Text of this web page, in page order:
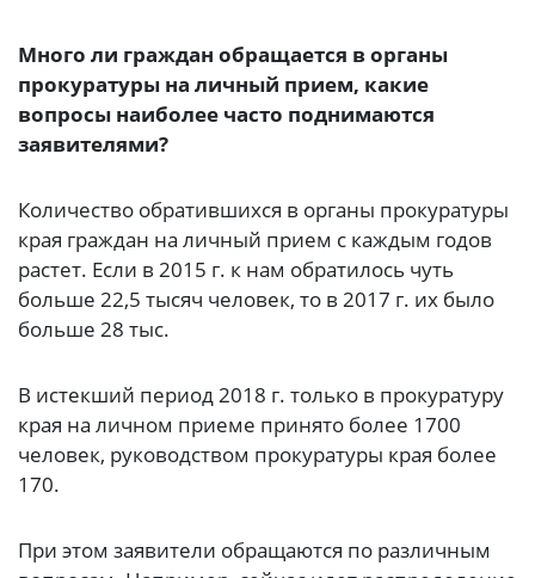
Много ли граждан обращается в органы
прокуратуры на личный прием, какие
вопросы наиболее часто поднимаются
заявителями?
Количество обратившихся в органы прокуратуры
края граждан на личный прием с каждым годов
растет. Если в 2015 г. к нам обратилось чуть
больше 22,5 тысяч человек, то в 2017 г. их было
больше 28 тыс.
В истекший период 2018 г. только в прокуратуру
края на личном приеме принято более 1700
человек, руководством прокуратуры края более
170.
При этом заявители обращаются по различным